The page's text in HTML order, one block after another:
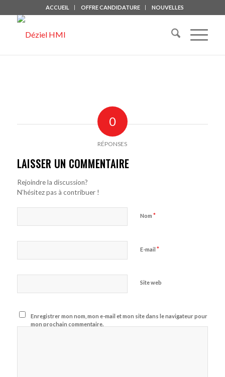
ACCUEIL OFFRE CANDIDATURE NOUVELLES
0
RÉPONSES
LAISSER UN COMMENTAIRE
Rejoindre la discussion?
N’hésitez pas à contribuer !
Nom *
E-mail *
Site web
Enregistrer mon nom, mon e-mail et mon site dans le navigateur pour
mon prochain commentaire.